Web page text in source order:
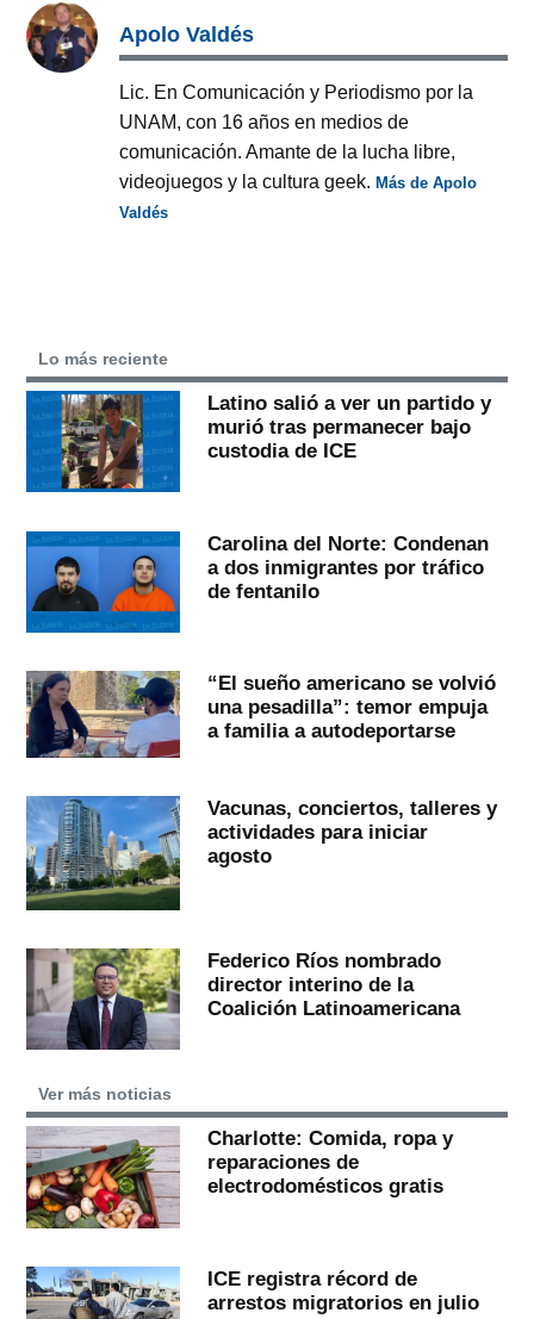
Apolo Valdés
Lic. En Comunicación y Periodismo por la
UNAM, con 16 años en medios de
comunicación. Amante de la lucha libre,
videojuegos y la cultura geek.Más de Apolo
Valdés
Lo más reciente
Latino salió a ver un partido y
murió tras permanecer bajo
custodia de ICE
Carolina del Norte: Condenan
a dos inmigrantes por tráfico
de fentanilo
“El sueño americano se volvió
una pesadilla”: temor empuja
a familia a autodeportarse
Vacunas, conciertos, talleres y
actividades para iniciar
agosto
Federico Ríos nombrado
director interino de la
Coalición Latinoamericana
Ver más noticias
Charlotte: Comida, ropa y
reparaciones de
electrodomésticos gratis
ICE registra récord de
arrestos migratorios en julio